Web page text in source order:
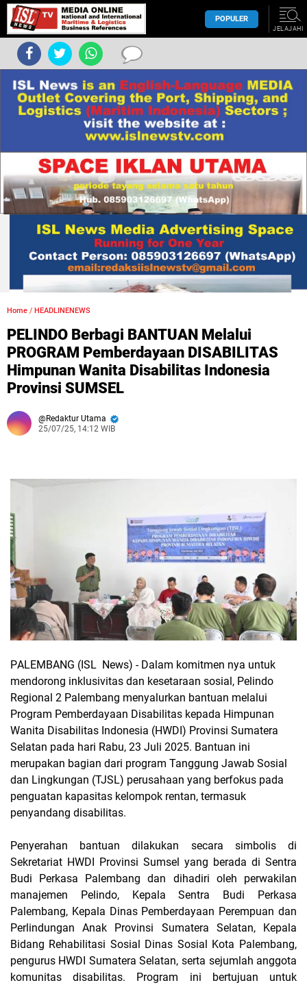
POPULER
JELAJAHI
Home / HEADLINENEWS
PELINDO Berbagi BANTUAN Melalui
PROGRAM Pemberdayaan DISABILITAS
Himpunan Wanita Disabilitas Indonesia
Provinsi SUMSEL
Redaktur Utama
25/07/25, 14:12 WIB
PALEMBANG (ISL News) - Dalam komitmen nya untuk
mendorong inklusivitas dan kesetaraan sosial, Pelindo
Regional 2 Palembang menyalurkan bantuan melalui
Program Pemberdayaan Disabilitas kepada Himpunan
Wanita Disabilitas Indonesia (HWDI) Provinsi Sumatera
Selatan pada hari Rabu, 23 Juli 2025. Bantuan ini
merupakan bagian dari program Tanggung Jawab Sosial
dan Lingkungan (TJSL) perusahaan yang berfokus pada
penguatan kapasitas kelompok rentan, termasuk
penyandang disabilitas.
Penyerahan bantuan dilakukan secara
simbolis di
Sekretariat HWDI Provinsi Sumsel yang berada di Sentra
Budi Perkasa Palembang dan dihadiri oleh perwakilan
manajemen
Pelindo,
Kepala Sentra Budi Perkasa
Palembang, Kepala Dinas Pemberdayaan Perempuan dan
Perlindungan Anak Provinsi Sumatera Selatan, Kepala
Bidang Rehabilitasi Sosial Dinas Sosial Kota Palembang,
pengurus HWDI Sumatera Selatan, serta sejumlah anggota
komunitas
disabilitas. Program ini bertujuan
untuk